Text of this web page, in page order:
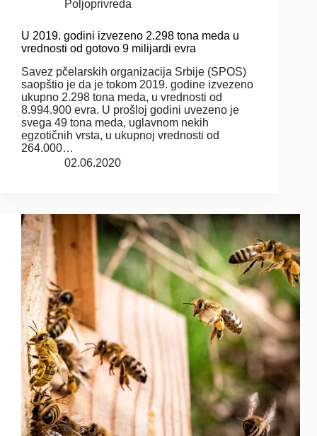
Poljoprivreda
U 2019. godini izvezeno 2.298 tona meda u
vrednosti od gotovo 9 milijardi evra
Savez pčelarskih organizacija Srbije (SPOS)
saopštio je da je tokom 2019. godine izvezeno
ukupno 2.298 tona meda, u vrednosti od
8.994.900 evra. U prošloj godini uvezeno je
svega 49 tona meda, uglavnom nekih
egzotičnih vrsta, u ukupnoj vrednosti od
264.000…
02.06.2020